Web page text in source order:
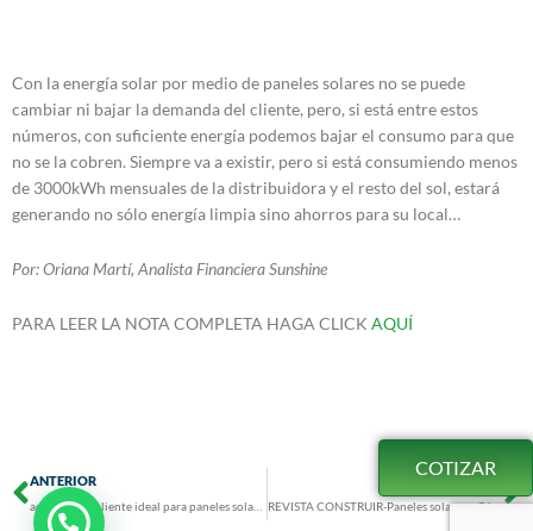
COTIZAR
Con la energía solar por medio de paneles solares no se puede
cambiar ni bajar la demanda del cliente, pero, si está entre estos
números, con suficiente energía podemos bajar el consumo para que
no se la cobren. Siempre va a existir, pero si está consumiendo menos
de 3000kWh mensuales de la distribuidora y el resto del sol, estará
generando no sólo energía limpia sino ahorros para su local…
Por: Oriana Martí, Analista Financiera Sunshine
PARA LEER LA NOTA COMPLETA HAGA CLICK AQUÍ
Prev
ANTERIOR
REVISTA CONSTRUIR-Paneles solares: ¿Cómo saber si está pagando la energía cara?